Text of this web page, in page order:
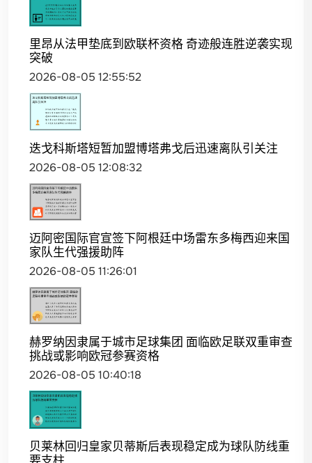
里昂从法甲垫底到欧联杯资格 奇迹般连胜逆袭实现
突破
2026-08-05 12:55:52
迭戈科斯塔短暂加盟博塔弗戈后迅速离队引关注
2026-08-05 12:08:32
迈阿密国际官宣签下阿根廷中场雷东多梅西迎来国
家队生代强援助阵
2026-08-05 11:26:01
赫罗纳因隶属于城市足球集团 面临欧足联双重审查
挑战或影响欧冠参赛资格
2026-08-05 10:40:18
贝莱林回归皇家贝蒂斯后表现稳定成为球队防线重
要支柱